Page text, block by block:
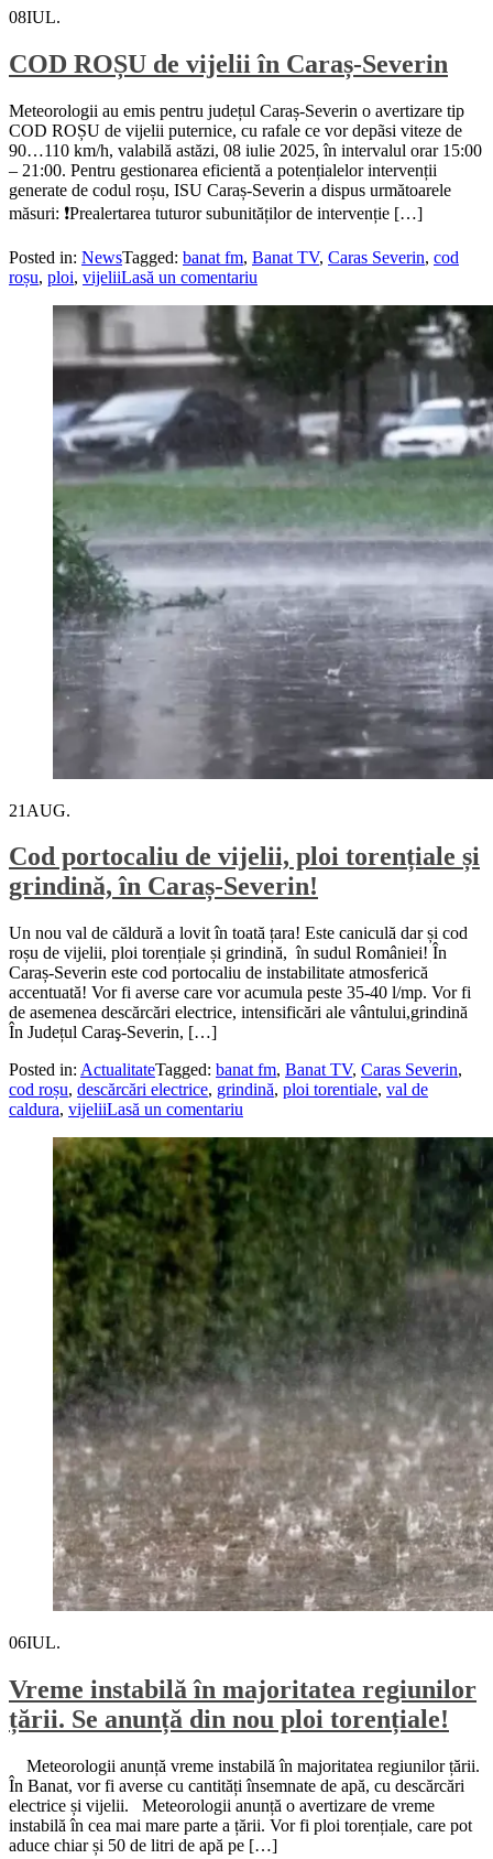
08IUL.
COD ROȘU de vijelii în Caraș-Severin
Meteorologii au emis pentru județul Caraș-Severin o avertizare tip
COD ROȘU de vijelii puternice, cu rafale ce vor depãsi viteze de
90…110 km/h, valabilă astăzi, 08 iulie 2025, în intervalul orar 15:00
– 21:00. Pentru gestionarea eficientă a potențialelor intervenții
generate de codul roșu, ISU Caraș-Severin a dispus următoarele
măsuri: ❗️Prealertarea tuturor subunităților de intervenție […]
Posted in: NewsTagged: banat fm, Banat TV, Caras Severin, cod
roșu, ploi, vijeliiLasă un comentariu
21 AUG.
Cod portocaliu de vijelii, ploi torențiale și
grindină, în Caraș-Severin!
Un nou val de căldură a lovit în toată țara! Este caniculă dar și cod
roșu de vijelii, ploi torențiale și grindină, în sudul României! În
Caraș-Severin este cod portocaliu de instabilitate atmosferică
accentuată! Vor fi averse care vor acumula peste 35-40 l/mp. Vor fi
de asemenea descărcări electrice, intensificări ale vântului,grindină
În Județul Caraş-Severin, […]
Posted in: ActualitateTagged: banat fm, Banat TV, Caras Severin,
cod roșu, descărcări electrice, grindină, ploi torentiale, val de
caldura, vijeliiLasă un comentariu
06IUL.
Vreme instabilă în majoritatea regiunilor
țării. Se anunță din nou ploi torențiale!
Meteorologii anunță vreme instabilă în majoritatea regiunilor țării.
În Banat, vor fi averse cu cantități însemnate de apă, cu descărcări
electrice și vijelii. Meteorologii anunță o avertizare de vreme
instabilă în cea mai mare parte a țării. Vor fi ploi torențiale, care pot
aduce chiar și 50 de litri de apă pe […]